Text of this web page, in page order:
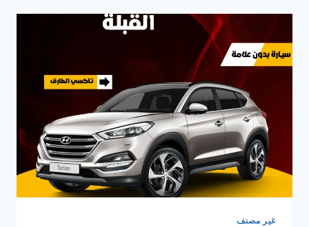
–
حجز
سريع
يوصلّك
مرتاح
غير مصنف